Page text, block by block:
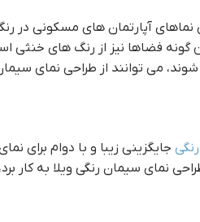
نماهای آپارتمان های مسکونی
این گونه فضاها نیز از رنگ های
می توانند از طراحی نمای
جایگزینی زیبا و با دوام برای
نمای سیمان رنگی ویلا به کار